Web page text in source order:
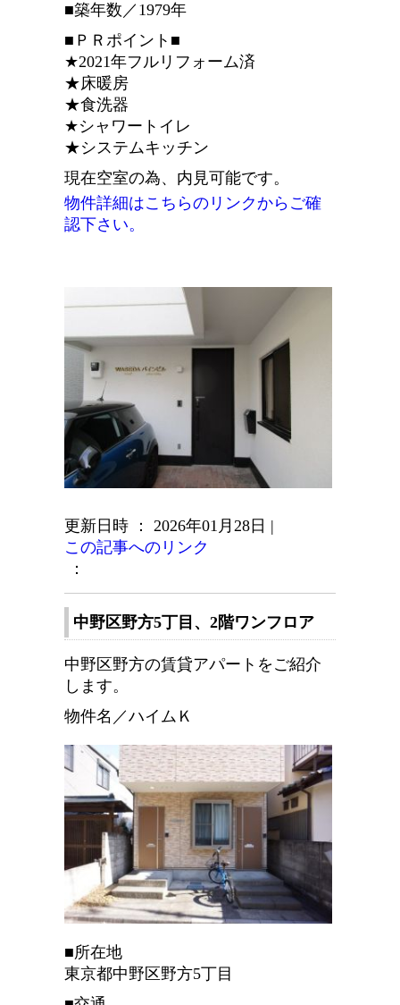
■築年数／1979年
■ＰＲポイント■
★2021年フルリフォーム済
★床暖房
★食洗器
★シャワートイレ
★システムキッチン
現在空室の為、内見可能です。
物件詳細はこちらのリンクからご確
認下さい。
更新日時 ： 2026年01月28日 |
この記事へのリンク
：
中野区野方5丁目、2階ワンフロア
中野区野方の賃貸アパートをご紹介
します。
物件名／ハイムＫ
■所在地
東京都中野区野方5丁目